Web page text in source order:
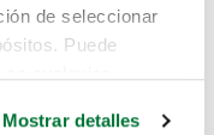
de seleccionar
Puede
Mostrar detalles
estás